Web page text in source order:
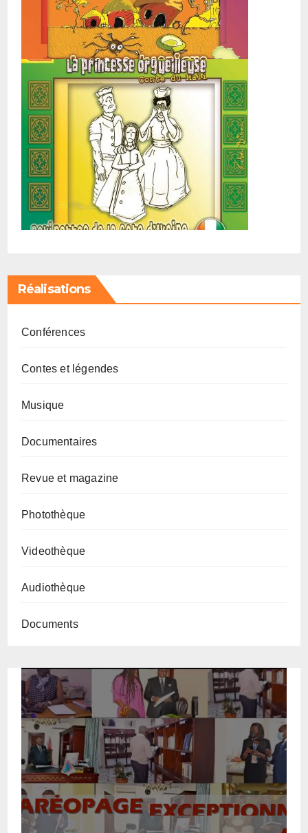
Réalisations
Conférences
Contes et légendes
Musique
Documentaires
Revue et magazine
Photothèque
Videothèque
Audiothèque
Documents